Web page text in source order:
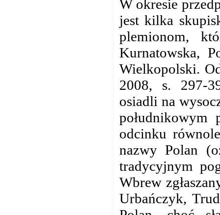
W okresie
jest kilka
plemionom,
Kurnatowska,
Wielkopolski.
2008, s. 297-
osiadli na
odcinku
nazwy Polan
tradycyjnym
Wbrew
Urbańczyk,